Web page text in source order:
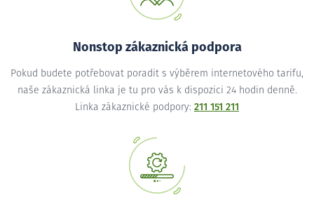
Nonstop zákaznická podpora
Pokud budete potřebovat poradit s výběrem internetového tarifu,
naše zákaznická linka je tu pro vás k dispozici 24 hodin denně.
Linka zákaznické podpory: 211 151 211